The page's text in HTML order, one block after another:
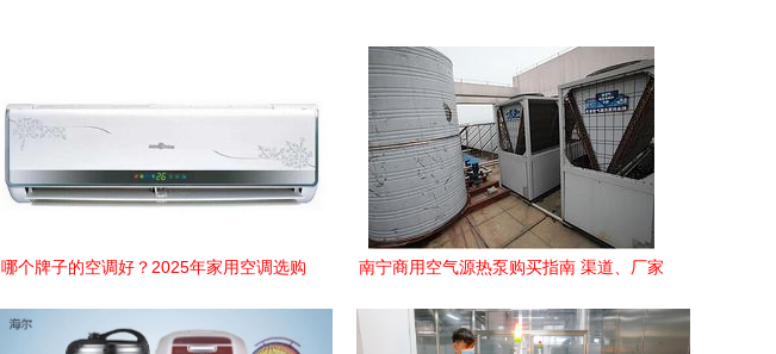
哪个牌子的空调好？2025年家用空调选购
南宁商用空气源热泵购买指南 渠道、厂家